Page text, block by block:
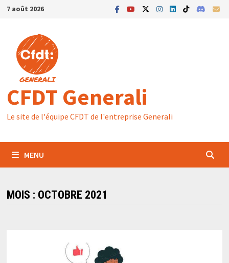
Passer
contenu
7 août 2026
CFDT Generali
Le site de l'équipe CFDT de l'entreprise Generali
MENU
MOIS : OCTOBRE 2021